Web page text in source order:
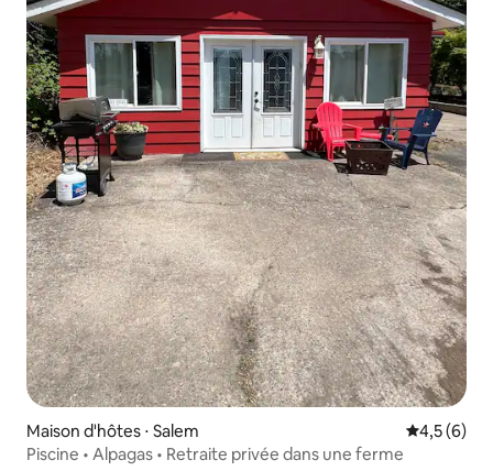
Maison d'hôtes ⋅ Salem Évaluation
4,5 (6)
Piscine • Alpagas • Retraite privée dans une ferme